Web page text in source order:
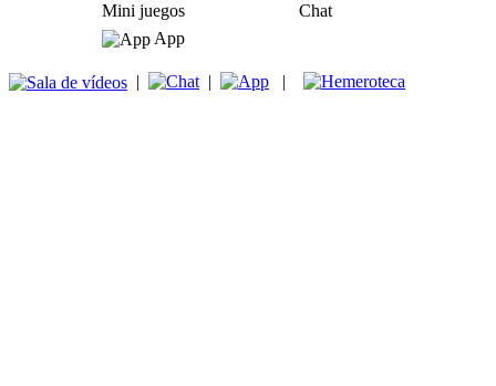
Mini juegos
Chat
App
| | |